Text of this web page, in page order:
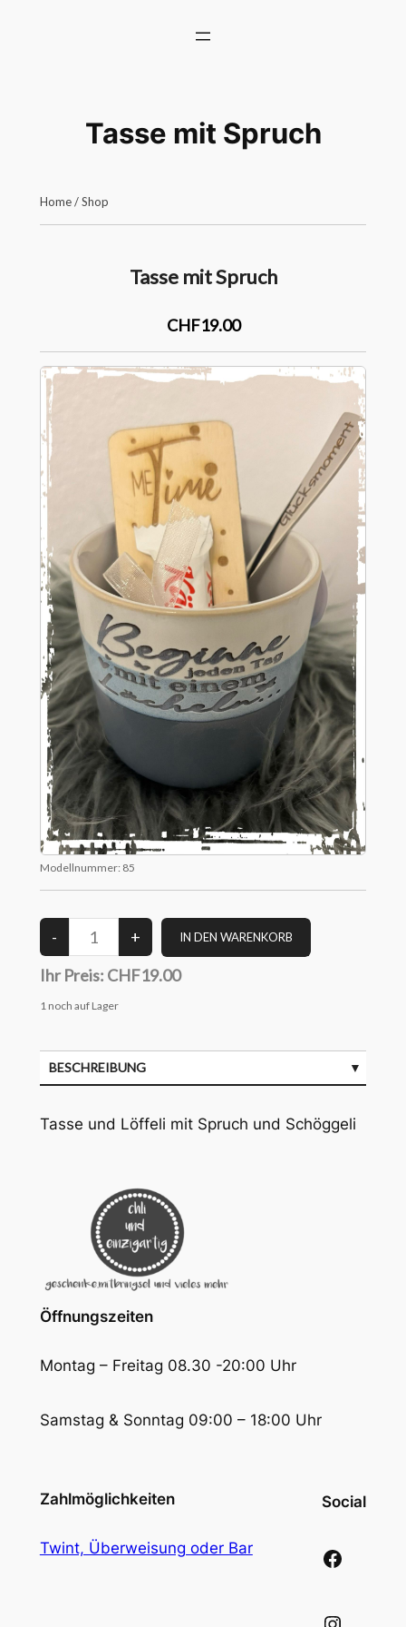
Tasse mit Spruch
Home/Shop
Tasse mit Spruch
CHF19.00
Modellnummer: 85
Ihr Preis: CHF19.00
1noch auf Lager
BESCHREIBUNG
Tasse und Löffeli mit Spruch und Schöggeli
Öffnungszeiten
Montag – Freitag 08.30 -20:00 Uhr
Samstag & Sonntag 09:00 – 18:00 Uhr
Zahlmöglichkeiten
Twint, Überweisung oder Bar
Social
Facebook